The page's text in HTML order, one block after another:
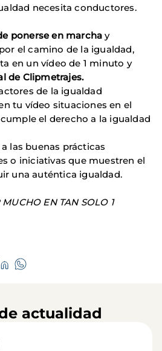
necesita conductores.
ponerse en marcha y
el camino de la igualdad,
en un vídeo de 1 minuto y
de Clipmetrajes.
de la igualdad
tu vídeo situaciones en el
el derecho a la igualdad
las buenas prácticas
o iniciativas que muestren el
una auténtica igualdad.
EN TAN SOLO 1
actualidad